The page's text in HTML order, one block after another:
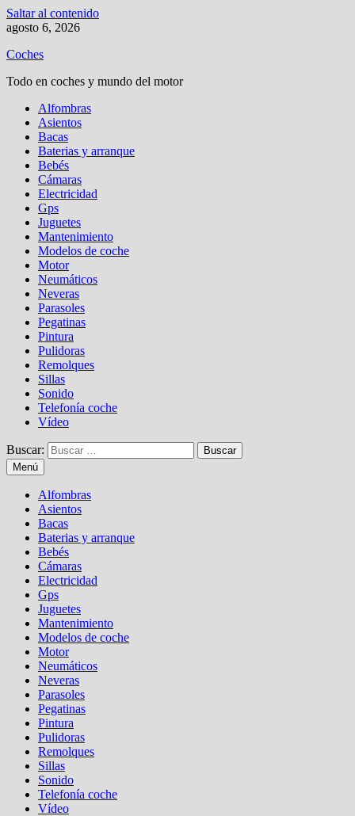
Saltar al contenido
agosto 6, 2026
Coches
Todo en coches y mundo del motor
Alfombras
Asientos
Bacas
Baterias y arranque
Bebés
Cámaras
Electricidad
Gps
Juguetes
Mantenimiento
Modelos de coche
Motor
Neumáticos
Neveras
Parasoles
Pegatinas
Pintura
Pulidoras
Remolques
Sillas
Sonido
Telefonía coche
Vídeo
Buscar:
Menú
Alfombras
Asientos
Bacas
Baterias y arranque
Bebés
Cámaras
Electricidad
Gps
Juguetes
Mantenimiento
Modelos de coche
Motor
Neumáticos
Neveras
Parasoles
Pegatinas
Pintura
Pulidoras
Remolques
Sillas
Sonido
Telefonía coche
Vídeo